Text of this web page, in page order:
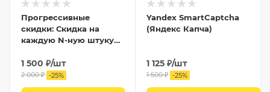
Прогрессивные
скидки: Скидка на
каждую N-ную штуку
1 500 ₽/шт
2 000₽ -25%
Yandex SmartCaptcha
(Яндекс Капча)
1 125 ₽/шт
1 500₽ -25%